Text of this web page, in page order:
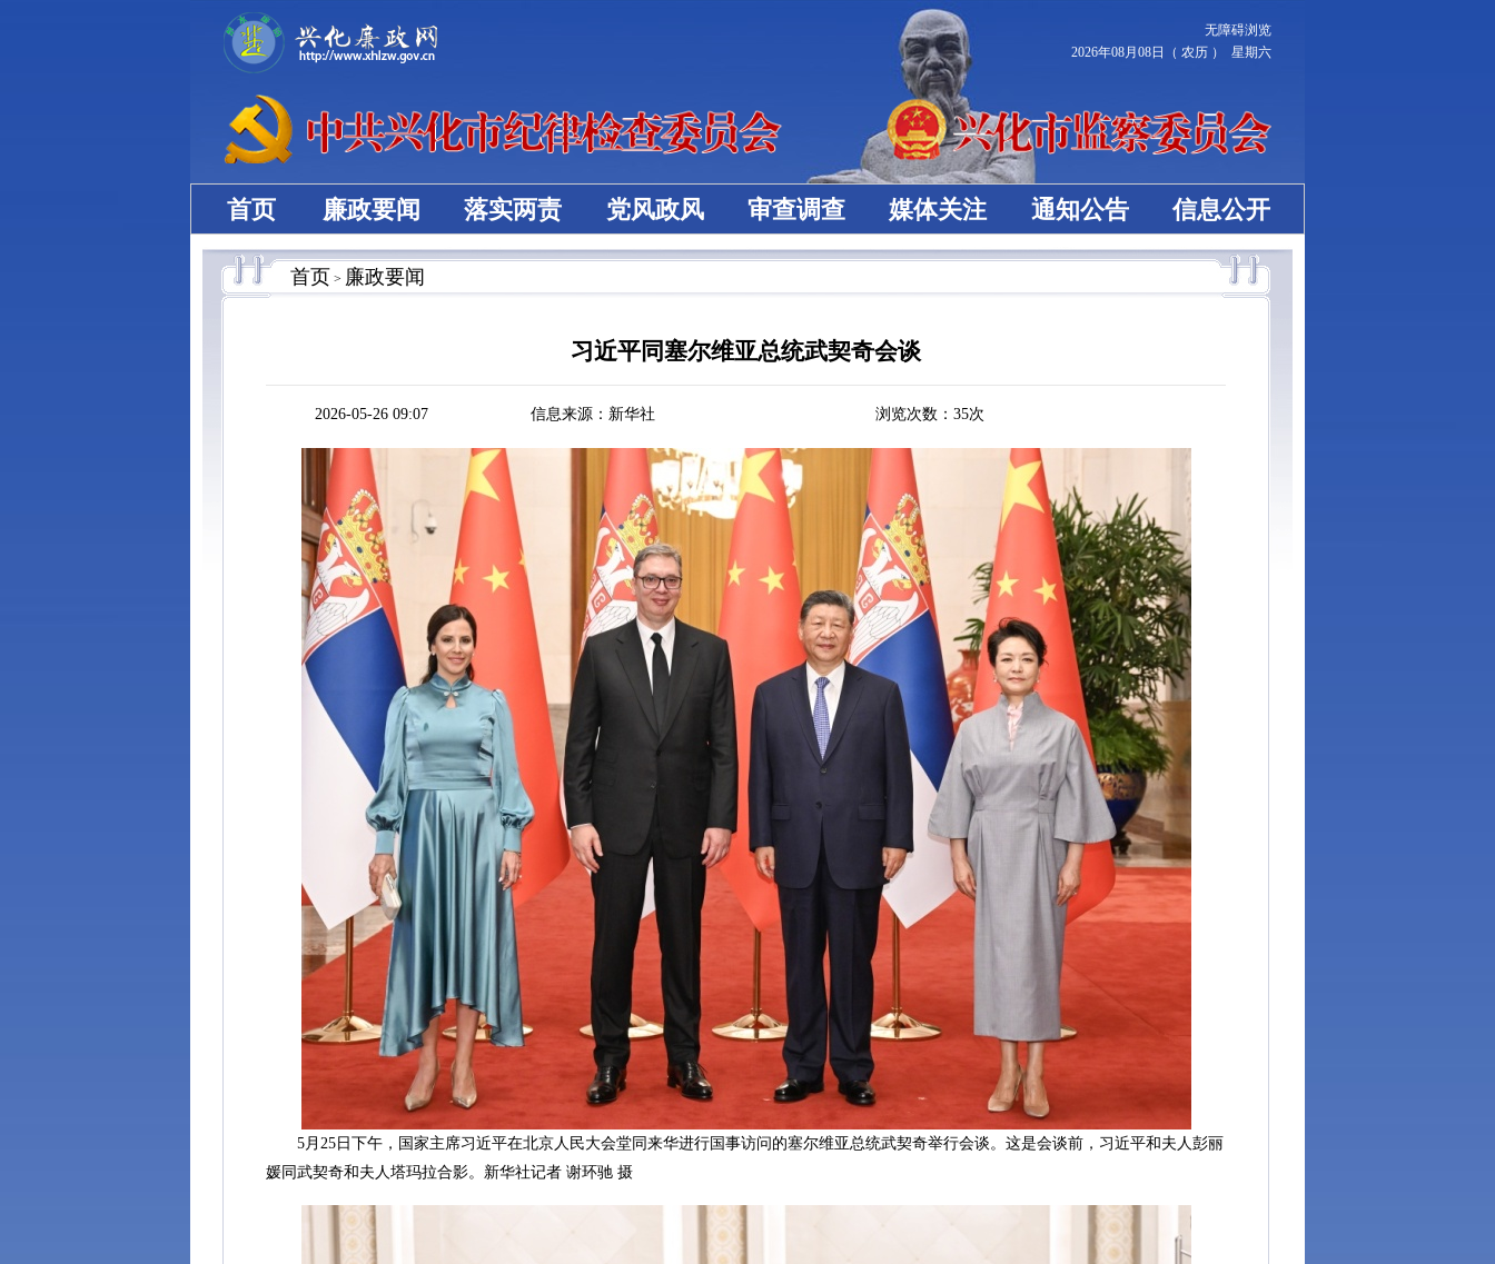
无障碍浏览
2026年08月08日（ 农历 ） 星期六
首页 廉政要闻 落实两责 党风政风 审查调查 媒体关注 通知公告 信息公开
首页 > 廉政要闻
习近平同塞尔维亚总统武契奇会谈
2026-05-26 09:07 信息来源：新华社 浏览次数： 35次
5月25日下午，国家主席习近平在北京人民大会堂同来华进行国事访问的塞尔维亚总统武契奇举行会谈。这是会谈前，习近平和夫人彭丽
媛同武契奇和夫人塔玛拉合影。新华社记者 谢环驰 摄